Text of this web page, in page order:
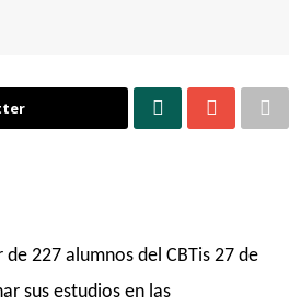
227 alumnos del CBTis 27 de
sus estudios en las